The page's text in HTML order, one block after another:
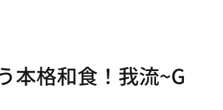
本格和食！我流~G